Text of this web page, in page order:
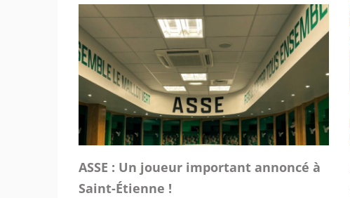
ASSE : Un joueur important annoncé à
Saint-Étienne !